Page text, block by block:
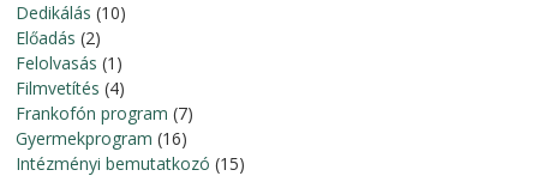
Dedikálás (10)
Előadás (2)
Felolvasás (1)
Filmvetítés (4)
Frankofón program (7)
Gyermekprogram (16)
Intézményi bemutatkozó (15)